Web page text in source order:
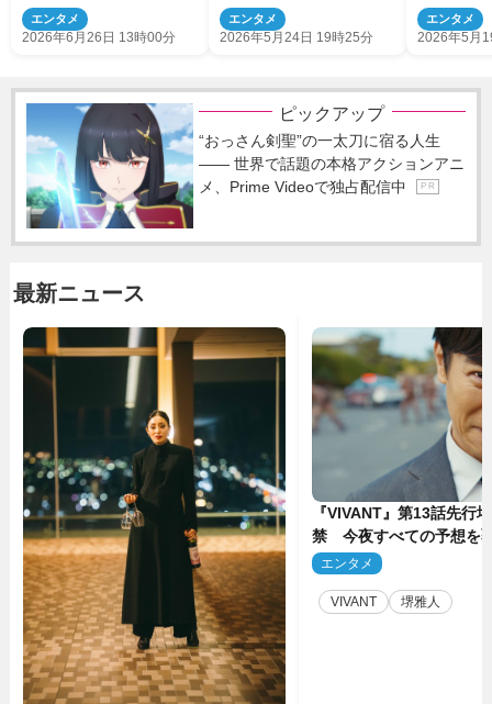
よりみち』7月10日スター
ト
エンタメ
2026年6月26日 13時00分
情時代劇がついにフィナー
レ
エンタメ
2026年5月24日 19時25分
エンタメ
2026年5月
ピックアップ
“おっさん剣聖”の一太刀に宿る人生
―― 世界で話題の本格アクションアニ
メ、Prime Videoで独占配信中
P R
最新ニュース
『VIVANT』第13話先行
禁 今夜すべての予想を
ーンが…
エンタメ
VIVANT 堺雅人